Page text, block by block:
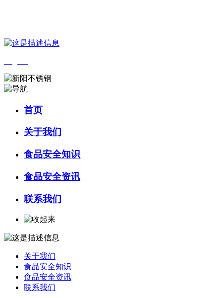
首页
关于我们
食品安全知识
食品安全资讯
联系我们
关于我们
食品安全知识
食品安全资讯
联系我们